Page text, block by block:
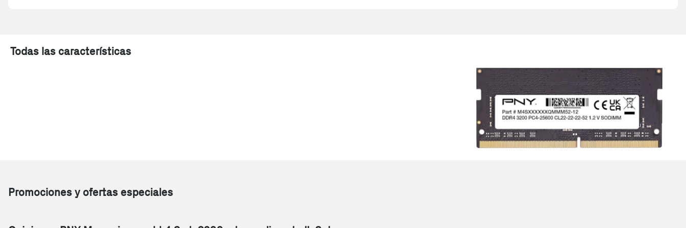
Todas las características
Promociones y ofertas especiales